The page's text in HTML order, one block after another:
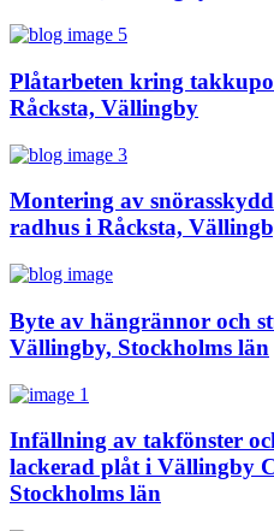
Plåtarbeten kring
Råcksta, Vällingby
Montering av
radhus i Råcksta,
Byte av hängrännor och
Vällingby, Stockholms län
Infällning av takfönster
lackerad plåt i Vällingby
Stockholms län